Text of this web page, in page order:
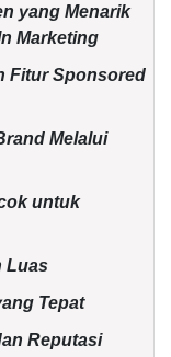
yang Menarik
Marketing
Fitur Sponsored
Melalui
untuk
Luas
Tepat
Reputasi